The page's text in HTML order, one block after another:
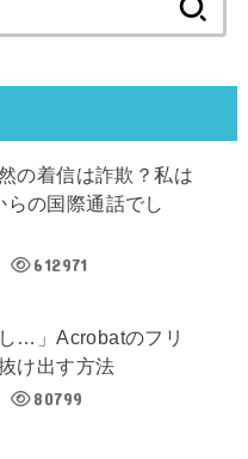
の着信は詐欺？私は
らの国際通話でし
612971
…」Acrobatのフリ
け出す方法
80799